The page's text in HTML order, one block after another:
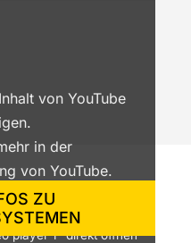
von YouTube
in der
von YouTube.
immer anzeigen
player 1“ direkt öffnen
ZU